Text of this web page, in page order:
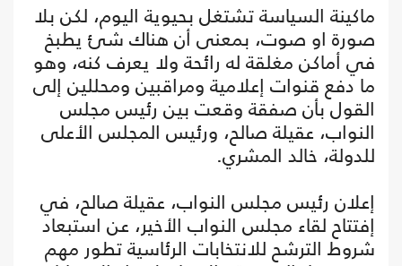
ماكينة السياسة تشتغل بحيوية اليوم، لكن بلا
صورة او صوت، بمعنى أن هناك شئ يطبخ
في أماكن مغلقة له رائحة ولا يعرف كنه، وهو
ما دفع قنوات إعلامية ومراقبين ومحللين إلى
القول بأن صفقة وقعت بين رئيس مجلس
النواب، عقيلة صالح، ورئيس المجلس الأعلى
للدولة، خالد المشري.
إعلان رئيس مجلس النواب، عقيلة صالح، في
إفتتاح لقاء مجلس النواب الأخير، عن استبعاد
شروط الترشح للانتخابات الرئاسية تطور مهم